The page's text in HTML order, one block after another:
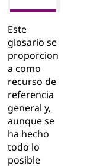
Este
glosario se
proporcion
a como
recurso de
referencia
general y,
aunque se
ha hecho
todo lo
posible